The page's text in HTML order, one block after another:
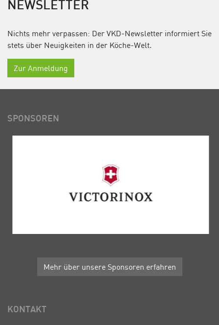
NEWSLETTER
Nichts mehr verpassen: Der VKD-Newsletter informiert Sie
stets über Neuigkeiten in der Köche-Welt.
Zur Anmeldung
SPONSOREN
Mehr über unsere Sponsoren erfahren
KONTAKT